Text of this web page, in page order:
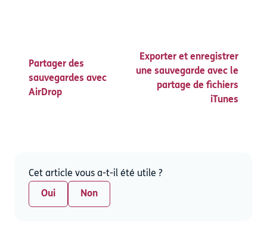
Partager des
sauvegardes avec
AirDrop
Exporter et enregistrer
une sauvegarde avec le
partage de fichiers
iTunes
Cet article vous a-t-il été utile ?
Oui Non